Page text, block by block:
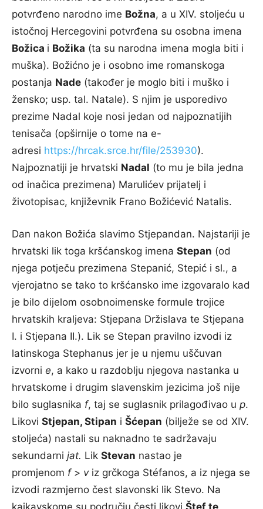
potvrđeno narodno ime Božna, a u XIV. stoljeću u
istočnoj Hercegovini potvrđena su osobna imena
Božica i Božika (ta su narodna imena mogla biti i
muška). Božićno je i osobno ime romanskoga
postanja Nade (također je moglo biti i muško i
žensko; usp. tal. Natale). S njim je usporedivo
prezime Nadal koje nosi jedan od najpoznatijih
tenisača (opširnije o tome na e-
adresi https://hrcak.srce.hr/file/253930).
Najpoznatiji je hrvatski Nadal (to mu je bila jedna
od inačica prezimena) Marulićev prijatelj i
životopisac, književnik Frano Božićević Natalis.
Dan nakon Božića slavimo Stjepandan. Najstariji je
hrvatski lik toga kršćanskog imena Stepan (od
njega potječu prezimena Stepanić, Stepić i sl., a
vjerojatno se tako to kršćansko ime izgovaralo kad
je bilo dijelom osobnoimenske formule trojice
hrvatskih kraljeva: Stjepana Držislava te Stjepana
I. i Stjepana II.). Lik se Stepan pravilno izvodi iz
latinskoga Stephanus jer je u njemu uščuvan
izvorni e, a kako u razdoblju njegova nastanka u
hrvatskome i drugim slavenskim jezicima još nije
bilo suglasnika f, taj se suglasnik prilagođivao u p.
Likovi Stjepan, Stipan i Šćepan (bilježe se od XIV.
stoljeća) nastali su naknadno te sadržavaju
sekundarni jat. Lik Stevan nastao je
promjenom f > viz grčkoga Stéfanos, a iz njega se
izvodi razmjerno čest slavonski lik Stevo. Na
kajkavskome su području česti likovi Štef te